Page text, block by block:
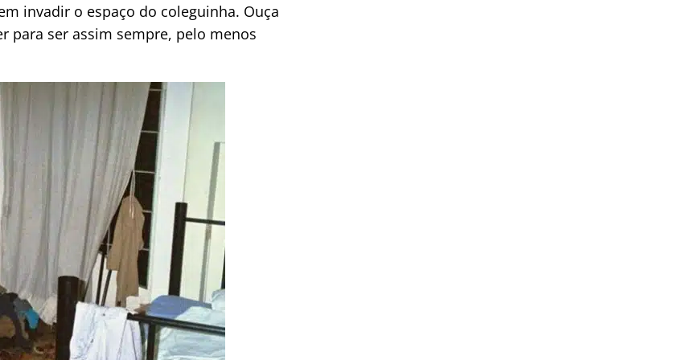
invadir o espaço do coleguinha. Ouça
para ser assim sempre, pelo menos